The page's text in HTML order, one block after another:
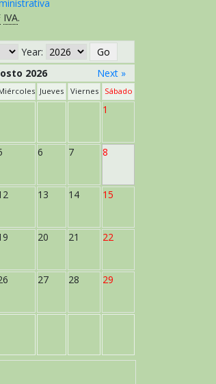
IVA.
Year:
2026 Next »
Jueves Viernes Sábado
1
6 7 8
13 14 15
20 21 22
27 28 29